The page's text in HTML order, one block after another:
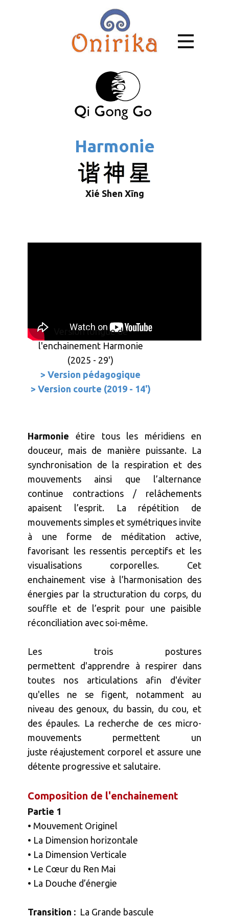
Harmonie
Xié Shen Xīng
Version longue de
l'enchainement Harmonie
(2025 - 29')
> Version pédagogique
> Version courte (2019 - 14')
Harmonie étire tous les méridiens en
douceur, mais de manière puissante. La
synchronisation de la respiration et des
mouvements ainsi que l’alternance
continue contractions / relâchements
apaisent l’esprit. La répétition de
mouvements simples et symétriques invite
à une forme de méditation active,
favorisant les ressentis perceptifs et les
visualisations corporelles. Cet
enchainement vise à l’harmonisation des
énergies par la structuration du corps, du
souffle et de l’esprit pour une paisible
réconciliation avec soi-même.
Les trois postures
permettent d'apprendre à respirer dans
toutes nos articulations afin d'éviter
qu'elles ne se figent, notamment au
niveau des genoux, du bassin, du cou, et
des épaules. La recherche de ces micro-
mouvements permettent un
juste réajustement corporel et assure une
détente progressive et salutaire.
Composition de l'enchainement
Partie 1
• Mouvement Originel
• La Dimension horizontale
• La Dimension Verticale
• Le Cœur du Ren Mai
• La Douche d’énergie
Transition : La Grande bascule